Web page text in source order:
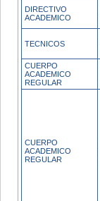
DIRECTIVO
ACADEMICO
TECNICOS
CUERPO
ACADEMICO
REGULAR
CUERPO
ACADEMICO
REGULAR